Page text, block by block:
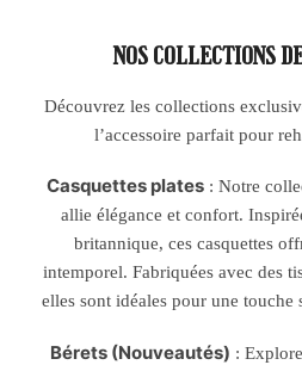
NOS COLLECTIONS
Découvrez les collections
l’accessoire parfait pour
Casquettes plates: Notre
allie élégance et confort.
britannique, ces casquettes
intemporel. Fabriquées avec des
elles sont idéales pour une
Bérets (Nouveautés) :